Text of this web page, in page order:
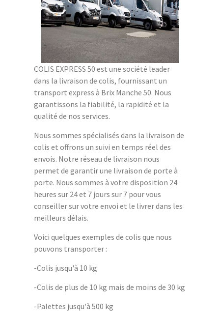
COLIS EXPRESS 50 est une société leader
dans la livraison de colis, fournissant un
transport express à Brix Manche 50. Nous
garantissons la fiabilité, la rapidité et la
qualité de nos services.
Nous sommes spécialisés dans la livraison de
colis et offrons un suivi en temps réel des
envois. Notre réseau de livraison nous
permet de garantir une livraison de porte à
porte. Nous sommes à votre disposition 24
heures sur 24 et 7 jours sur 7 pour vous
conseiller sur votre envoi et le livrer dans les
meilleurs délais.
Voici quelques exemples de colis que nous
pouvons transporter :
-Colis jusqu'à 10 kg
-Colis de plus de 10 kg mais de moins de 30 kg
-Palettes jusqu'à 500 kg